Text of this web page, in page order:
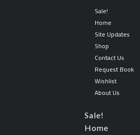
Sale!
Home
Site Updates
Shop
Contact Us
Request Book
Wishlist
About Us
Sale!
Home